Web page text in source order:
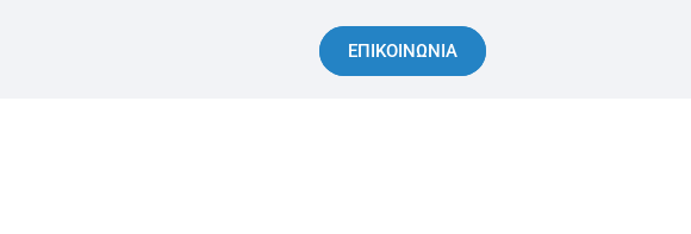
ΕΠΙΚΟΙΝΩΝΙΑ